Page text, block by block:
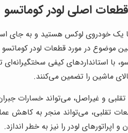
اصلی لودر کوماتسو
یک خودروی لوکس هستید و به جای
در مورد قطعات لودر کوماتسو
با استانداردهای کیفی
ماشین را تضمین می‌کنند.
تقلبی و غیراصل، می‌تواند خسارات
قطعات تقلبی، می‌تواند منجر به
و اپراتورهای لودر را نیز به خطر اندازد.